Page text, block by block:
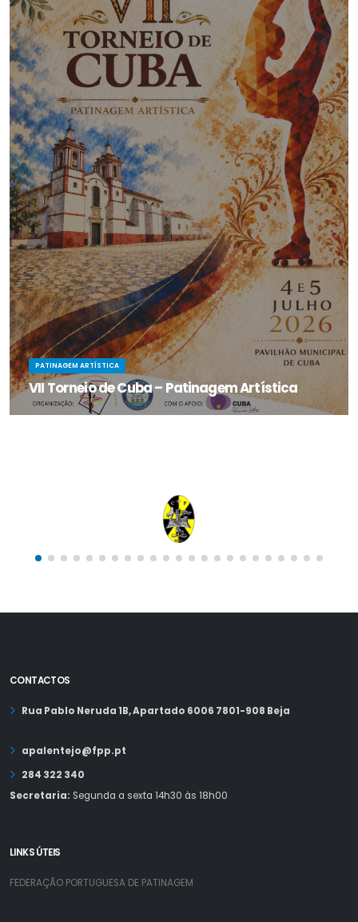
PATINAGEM ARTÍSTICA
VII Torneio de Cuba – Patinagem Artística
CONTACTOS
Rua Pablo Neruda 1B, Apartado 6006 7801-908 Beja
apalentejo@fpp.pt
284 322 340
Secretaria: Segunda a sexta 14h30 às 18h00
LINKS ÚTEIS
FEDERAÇÃO PORTUGUESA DE PATINAGEM